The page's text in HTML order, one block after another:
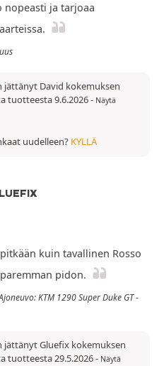
nopeasti ja tarjoaa
jättänyt David kokemuksen
tuotteesta 9.6.2026- Näytä
uudelleen? KYLLÄ
kuin tavallinen Rosso
pidon.
KTM 1290 Super Duke GT -
jättänyt Gluefix kokemuksen
tuotteesta 29.5.2026- Näytä